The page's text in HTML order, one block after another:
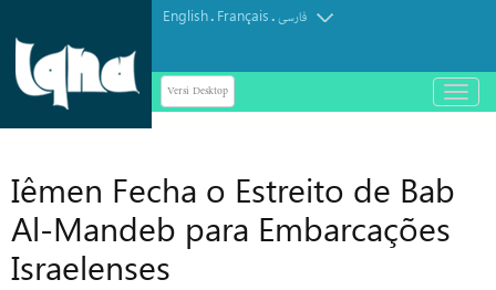
English. Français.فارسی
Versi Desktop
باز
و
Iêmen Fecha o Estreito de Bab
Al-Mandeb para Embarcações
Israelenses